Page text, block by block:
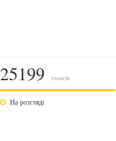
25199 голосів
На розгляді